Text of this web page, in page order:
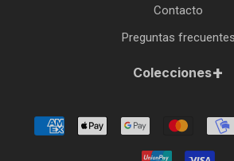
Contacto
Preguntas frecuentes
Colecciones+